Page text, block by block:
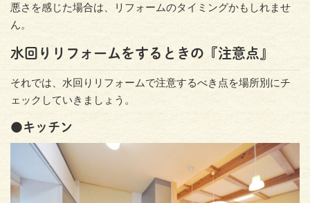
悪さを感じた場合は、リフォームのタイミングかもしれませ
ん。
水回りリフォームをするときの『注意点』
それでは、水回りリフォームで注意するべき点を場所別にチ
ェックしていきましょう。
●キッチン